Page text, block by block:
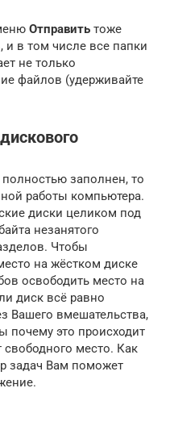
Отправить тоже
и в том числе все папки
не только
файлов (удерживайте
заполнен, то
работы компьютера.
диски целиком под
незанятого
Чтобы
на жёстком диске
освободить место на
диск всё равно
Вашего вмешательства,
почему это происходит
место. Как
задач Вам поможет